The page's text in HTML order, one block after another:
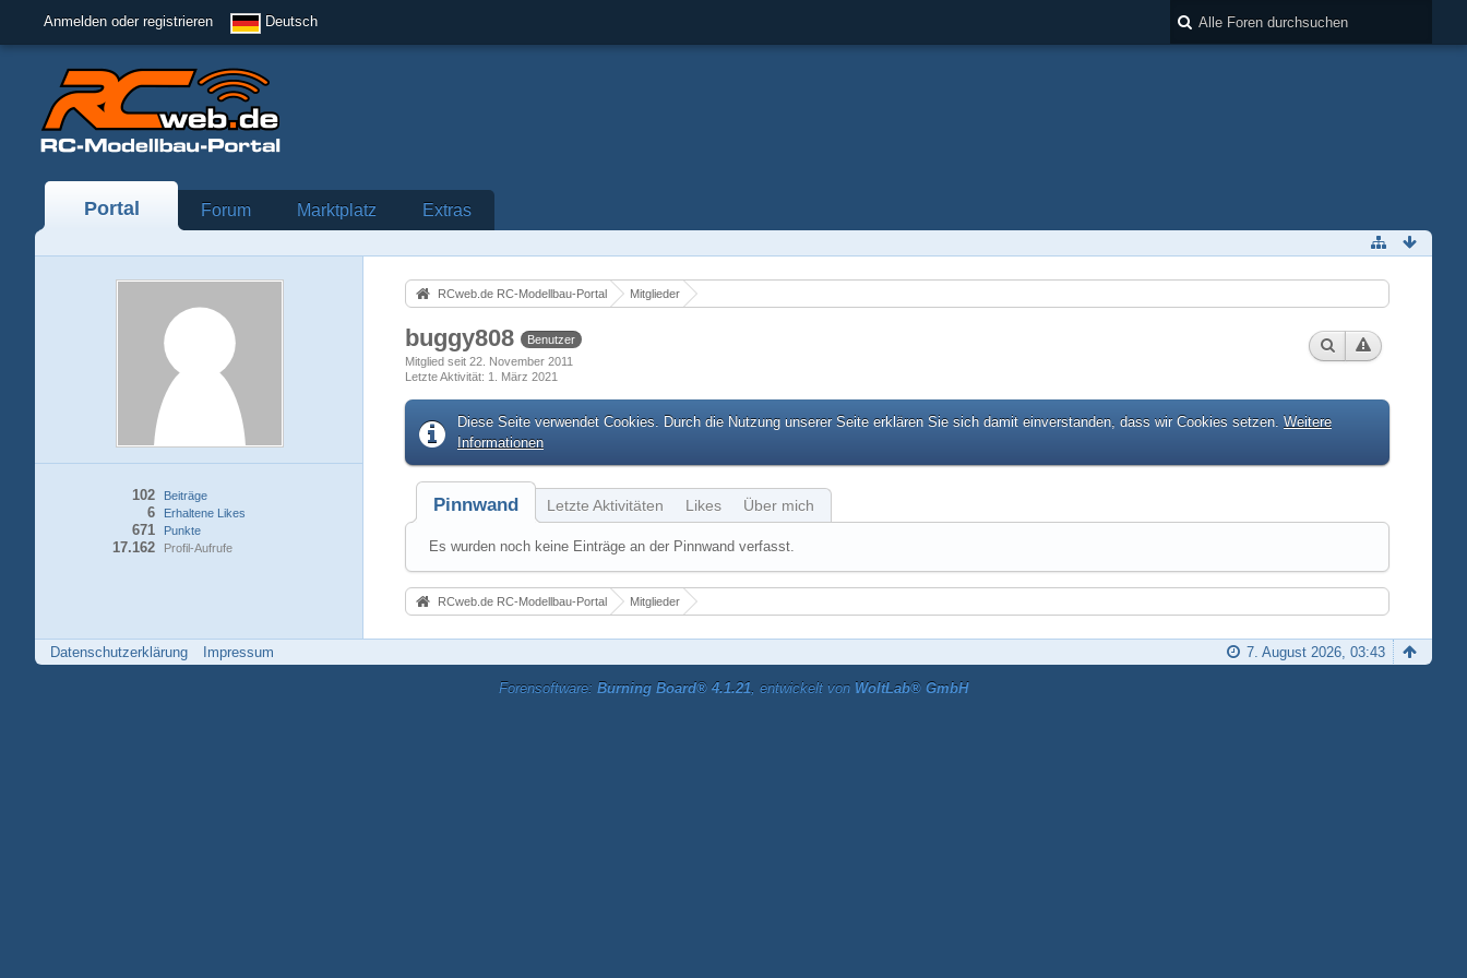
Anmelden oder registrieren Deutsch
Portal Forum Marktplatz Extras
Beiträge
102
Erhaltene Likes
6
Punkte
671
Profil-Aufrufe
17.162
RCweb.de RC-Modellbau-Portal Mitglieder
buggy808
Benutzer
Mitglied seit 22. November 2011
Letzte Aktivität 1. März 2021
Diese Seite verwendet Cookies. Durch die Nutzung unserer Seite erklären Sie sich damit einverstanden, dass wir Cookies setzen. Weitere
Informationen
Pinnwand Letzte Aktivitäten Likes Über mich
Es wurden noch keine Einträge an der Pinnwand verfasst.
RCweb.de RC-Modellbau-Portal Mitglieder
Datenschutzerklärung Impressum 7. August 2026, 03:43
Forensoftware: Burning Board® 4.1.21, entwickelt von WoltLab® GmbH